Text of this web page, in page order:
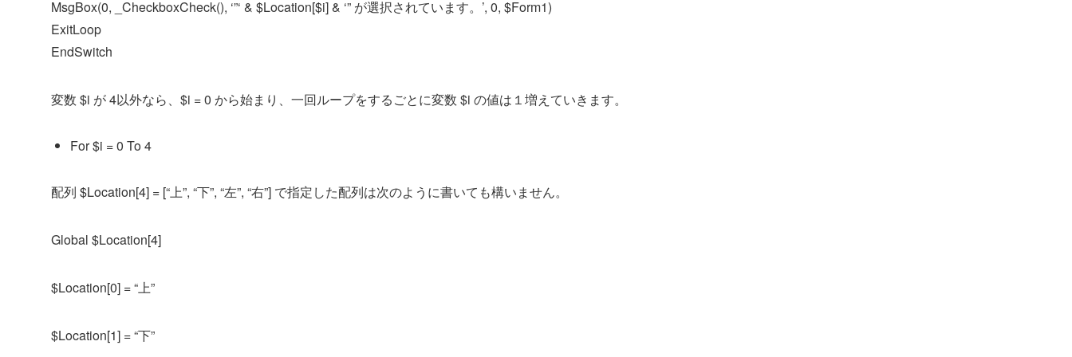
MsgBox(0, _CheckboxCheck(), ‘”‘ & $Location[$i] & ‘” が選択されています。’, 0, $Form1)
ExitLoop
EndSwitch
変数 $i が 4以外なら、$i = 0 から始まり、一回ループをするごとに変数 $i の値は１増えていきます。
For $i = 0 To 4
配列 $Location[4] = [“上”, “下”, “左”, “右”] で指定した配列は次のように書いても構いません。
Global $Location[4]
$Location[0] = “上”
$Location[1] = “下”